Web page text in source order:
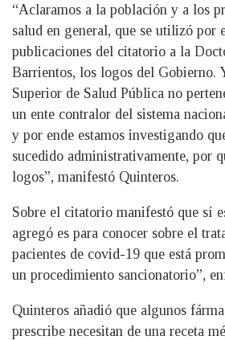
“Aclaramos a la población y a los
salud en general, que se utilizó por
publicaciones del citatorio a la
Barrientos, los logos del Gobierno.
Superior de Salud Pública no
un ente contralor del sistema
y por ende estamos investigando
sucedido administrativamente, por
logos”, manifestó Quinteros.
Sobre el citatorio manifestó que sí
agregó es para conocer sobre el
pacientes de covid-19 que está
un procedimiento sancionatorio”,
Quinteros añadió que algunos
prescribe necesitan de una receta